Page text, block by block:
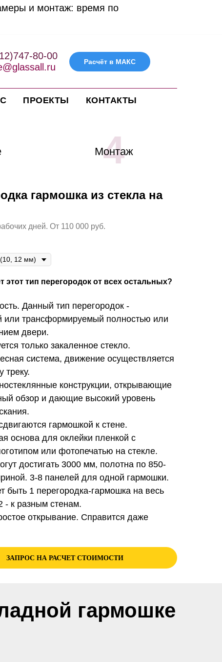
и монтаж: время по
80-00
Расчёт в МАКС
ПРОЕКТЫ КОНТАКТЫ
Монтаж
4
гармошка из стекла на
дней. От 110 000 руб.
этот тип перегородок от всех остальных?
Данный тип перегородок -
или трансформируемый полностью или
двери.
только закаленное стекло.
система, движение осуществляется
треку.
конструкции, открывающие
обзор и дающие высокий уровень
гармошкой к стене.
основа для оклейки пленкой с
или фотопечатью на стекле.
достигать 3000 мм, полотна по 850-
3-8 панелей для одной гармошки.
быть 1 перегородка-гармошка на весь
- к разным стенам.
открывание. Справится даже
ЗАПРОС НА РАСЧЕТ СТОИМОСТИ
гармошке